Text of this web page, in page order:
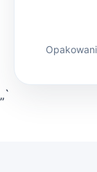
„`